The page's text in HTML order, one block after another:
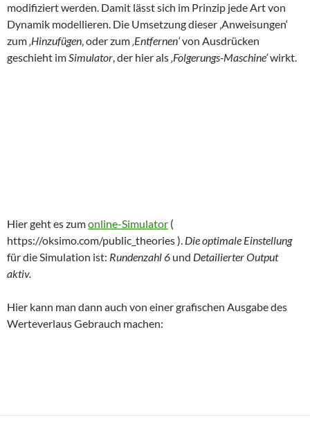
modifiziert werden. Damit lässt sich im Prinzip jede Art von
Dynamik modellieren. Die Umsetzung dieser ‚Anweisungen‘
zum‚Hinzufügen‚ oder zum‚Entfernen‘von Ausdrücken
geschieht imSimulator, der hier als‚Folgerungs-Maschine‘wirkt.
Hier geht es zumonline-Simulator (
https://oksimo.com/public_theories ). Die optimale Einstellung
für die Simulation ist: Rundenzahl 6 und Detailierter Output
aktiv.
Hier kann man dann auch von einer grafischen Ausgabe des
Werteverlaus Gebrauch machen: